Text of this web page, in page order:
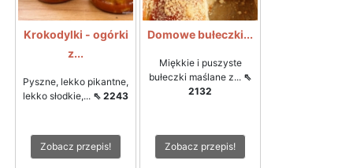
Krokodylki - ogórki
z...
Pyszne, lekko pikantne,
lekko słodkie,... ⇖ 2243
Zobacz przepis!
Domowe bułeczki...
Miękkie i puszyste
bułeczki maślane z... ⇖
2132
Zobacz przepis!